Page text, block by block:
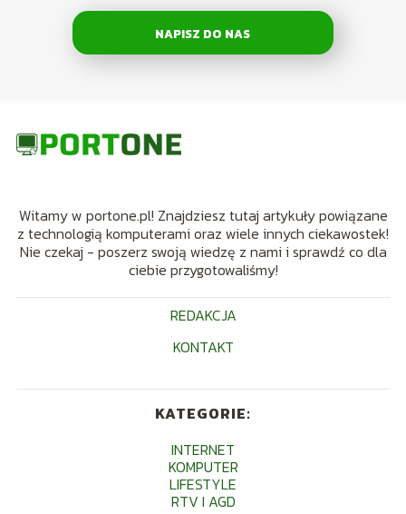
NAPISZ DO NAS
Witamy w portone.pl! Znajdziesz tutaj artykuły powiązane
z technologią komputerami oraz wiele innych ciekawostek!
Nie czekaj - poszerz swoją wiedzę z nami i sprawdź co dla
ciebie przygotowaliśmy!
REDAKCJA
KONTAKT
KATEGORIE:
INTERNET
KOMPUTER
LIFESTYLE
RTV I AGD